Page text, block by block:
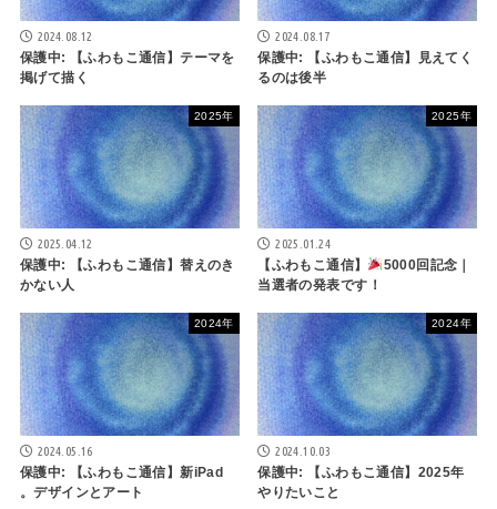
2024.08.12
保護中: 【ふわもこ通信】テーマを
掲げて描く
2024.08.17
保護中: 【ふわもこ通信】見えてく
るのは後半
2025年
2025.04.12
保護中: 【ふわもこ通信】替えのき
かない人
2025年
2025.01.24
【ふわもこ通信】
5000回記念｜
当選者の発表です！
2024年
2024.05.16
保護中: 【ふわもこ通信】新iPad
。デザインとアート
2024年
2024.10.03
保護中: 【ふわもこ通信】2025年
やりたいこと